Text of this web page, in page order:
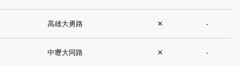
高雄大勇路 ✕ -
中壢大同路 ✕ -